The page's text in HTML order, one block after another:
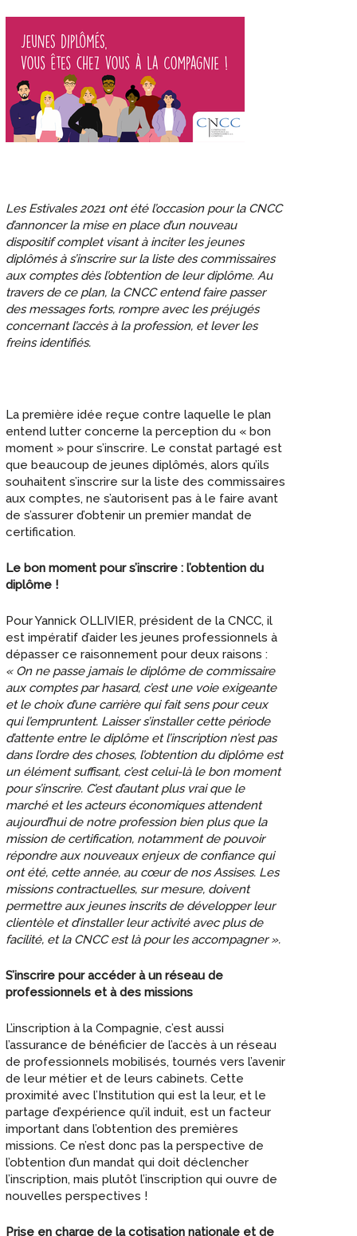
Les Estivales 2021 ont été l’occasion pour la CNCC
d’annoncer la mise en place d’un nouveau
dispositif complet visant à inciter les jeunes
diplômés à s’inscrire sur la liste des commissaires
aux comptes dès l’obtention de leur diplôme. Au
travers de ce plan, la CNCC entend faire passer
des messages forts, rompre avec les préjugés
concernant l’accès à la profession, et lever les
freins identifiés.
La première idée reçue contre laquelle le plan
entend lutter concerne la perception du « bon
moment » pour s’inscrire. Le constat partagé est
que beaucoup de jeunes diplômés, alors qu’ils
souhaitent s’inscrire sur la liste des commissaires
aux comptes, ne s’autorisent pas à le faire avant
de s’assurer d’obtenir un premier mandat de
certification.
Le bon moment pour s’inscrire : l’obtention du
diplôme !
Pour Yannick OLLIVIER, président de la CNCC, il
est impératif d’aider les jeunes professionnels à
dépasser ce raisonnement pour deux raisons :
« On ne passe jamais le diplôme de commissaire
aux comptes par hasard, c’est une voie exigeante
et le choix d’une carrière qui fait sens pour ceux
qui l’empruntent. Laisser s’installer cette période
d’attente entre le diplôme et l’inscription n’est pas
dans l’ordre des choses, l’obtention du diplôme est
un élément suffisant, c’est celui-là le bon moment
pour s’inscrire. C’est d’autant plus vrai que le
marché et les acteurs économiques attendent
aujourd’hui de notre profession bien plus que la
mission de certification, notamment de pouvoir
répondre aux nouveaux enjeux de confiance qui
ont été, cette année, au cœur de nos Assises. Les
missions contractuelles, sur mesure, doivent
permettre aux jeunes inscrits de développer leur
clientèle et d’installer leur activité avec plus de
facilité, et la CNCC est là pour les accompagner ».
S’inscrire pour accéder à un réseau de
professionnels et à des missions
L’inscription à la Compagnie, c’est aussi
l’assurance de bénéficier de l’accès à un réseau
de professionnels mobilisés, tournés vers l’avenir
de leur métier et de leurs cabinets. Cette
proximité avec l’Institution qui est la leur, et le
partage d’expérience qu’il induit, est un facteur
important dans l’obtention des premières
missions. Ce n’est donc pas la perspective de
l’obtention d’un mandat qui doit déclencher
l’inscription, mais plutôt l’inscription qui ouvre de
nouvelles perspectives !
Prise en charge de la cotisation nationale et de